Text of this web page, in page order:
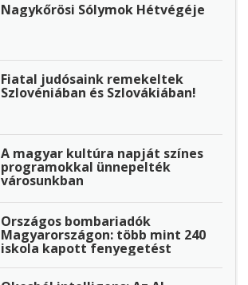
Nagykőrösi Sólymok Hétvégéje
Fiatal judósaink remekeltek
Szlovéniában és Szlovákiában!
A magyar kultúra napját színes
programokkal ünnepelték
városunkban
Országos bombariadók
Magyarországon: több mint 240
iskola kapott fenyegetést